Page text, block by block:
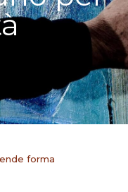
forma